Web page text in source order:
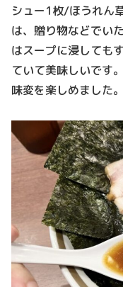
シュー1枚/ほうれん
は、贈り物などでい
はスープに浸しても
ていて美味しいです
味変を楽しめました。